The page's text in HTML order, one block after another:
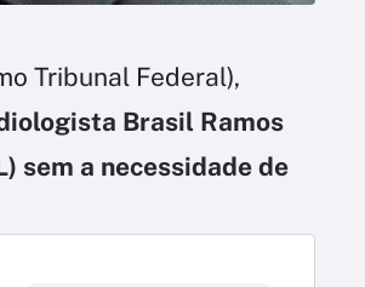
Tribunal Federal),
Brasil Ramos
sem a necessidade de